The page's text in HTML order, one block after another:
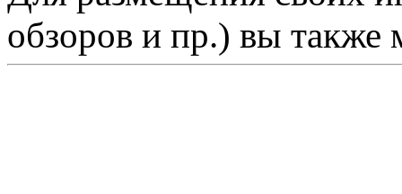
обзоров и пр.) вы также